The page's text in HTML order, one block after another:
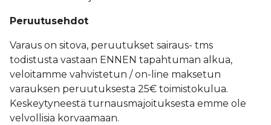
Peruutusehdot
Varaus on sitova, peruutukset sairaus- tms
todistusta vastaan ENNEN tapahtuman alkua,
veloitamme vahvistetun / on-line maksetun
varauksen peruutuksesta 25€ toimistokulua.
Keskeytyneestä turnausmajoituksesta emme ole
velvollisia korvaamaan.